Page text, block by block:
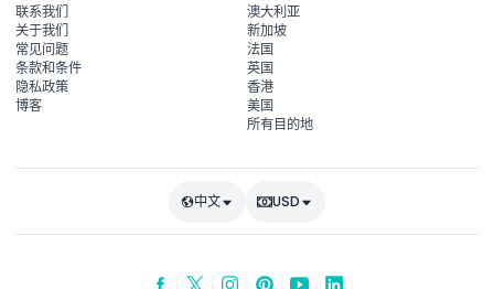
联系我们
关于我们
常见问题
条款和条件
隐私政策
博客
澳大利亚
新加坡
法国
英国
香港
美国
所有目的地
中文 USD